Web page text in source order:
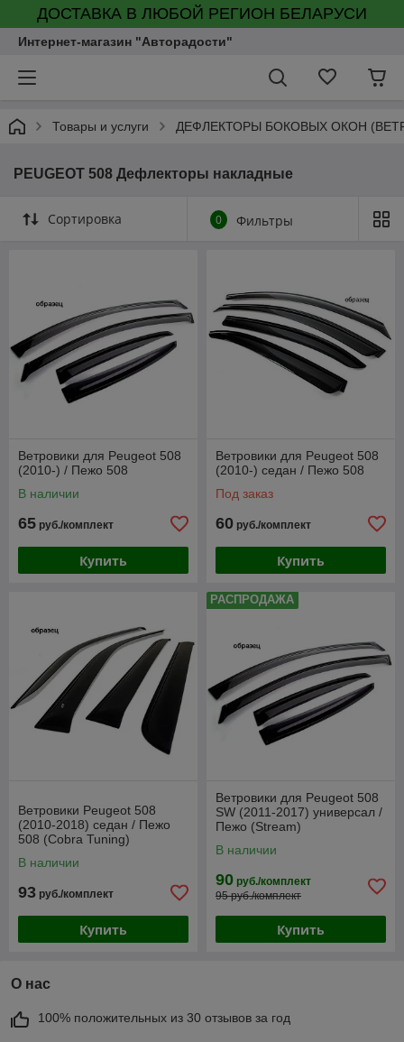
ДОСТАВКА В ЛЮБОЙ РЕГИОН БЕЛАРУСИ
Интернет-магазин "Авторадости"
Товары и услуги ДЕФЛЕКТОРЫ БОКОВЫХ ОКОН
PEUGEOT 508 Дефлекторы накладные
Сортировка 0 Фильтры
Ветровики для Peugeot 508
(2010-) / Пежо 508
В наличии
65 руб./комплект
Купить
Ветровики для Peugeot 508
(2010-) седан / Пежо 508
Под заказ
60 руб./комплект
Купить
Ветровики Peugeot 508
(2010-2018) седан / Пежо
508 (Cobra Tuning)
В наличии
93 руб./комплект
Купить
РАСПРОДАЖА
Ветровики для Peugeot 508
SW (2011-2017) универсал /
Пежо (Stream)
В наличии
90 руб./комплект
95 руб./комплект
Купить
О нас
100% положительных из 30 отзывов за год